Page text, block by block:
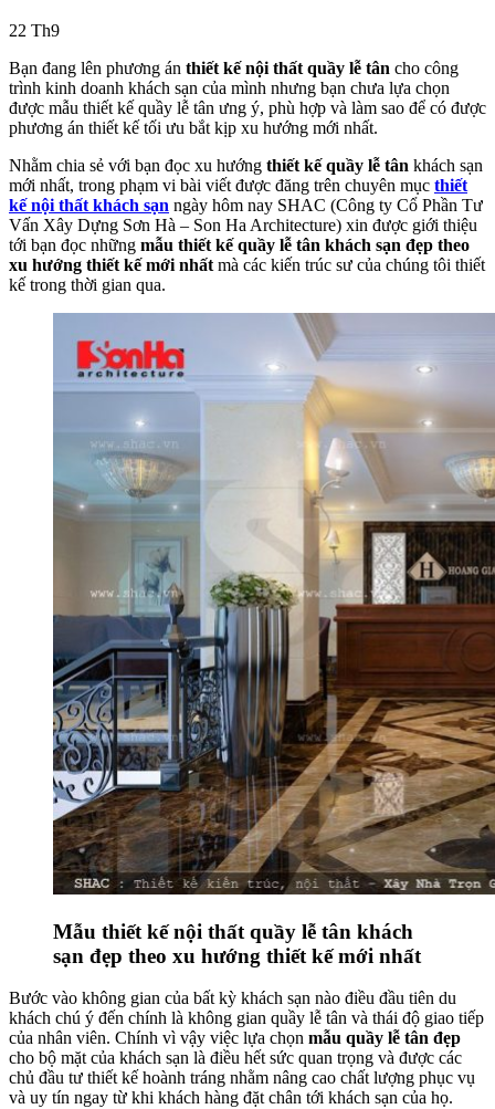
22 Th9
Bạn đang lên phương án thiết kế nội thất quầy lễ tân cho công
trình kinh doanh khách sạn của mình nhưng bạn chưa lựa chọn
được mẫu thiết kế quầy lễ tân ưng ý, phù hợp và làm sao để có được
phương án thiết kế tối ưu bắt kịp xu hướng mới nhất.
Nhằm chia sẻ với bạn đọc xu hướng thiết kế quầy lễ tân khách sạn
mới nhất, trong phạm vi bài viết được đăng trên chuyên mục thiết
kế nội thất khách sạn ngày hôm nay SHAC (Công ty Cổ Phần Tư
Vấn Xây Dựng Sơn Hà – Son Ha Architecture) xin được giới thiệu
tới bạn đọc những mẫu thiết kế quầy lễ tân khách sạn đẹp theo
xu hướng thiết kế mới nhất mà các kiến trúc sư của chúng tôi thiết
kế trong thời gian qua.
Mẫu thiết kế nội thất quầy lễ tân khách
sạn đẹp theo xu hướng thiết kế mới nhất
Bước vào không gian của bất kỳ khách sạn nào điều đầu tiên du
khách chú ý đến chính là không gian quầy lễ tân và thái độ giao tiếp
của nhân viên. Chính vì vậy việc lựa chọn mẫu quầy lễ tân đẹp
cho bộ mặt của khách sạn là điều hết sức quan trọng và được các
chủ đầu tư thiết kế hoành tráng nhằm nâng cao chất lượng phục vụ
và uy tín ngay từ khi khách hàng đặt chân tới khách sạn của họ.